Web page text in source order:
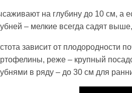
на глубину до 10 см, а
– мелкие всегда садят
зависит от плодородности
реже – крупный
в ряду – до 30 см для